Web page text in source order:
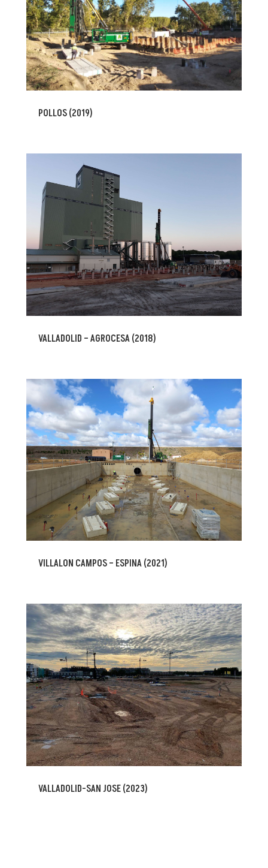
POLLOS (2019)
VALLADOLID – AGROCESA (2018)
VILLALON CAMPOS – ESPINA (2021)
VALLADOLID-SAN JOSE (2023)